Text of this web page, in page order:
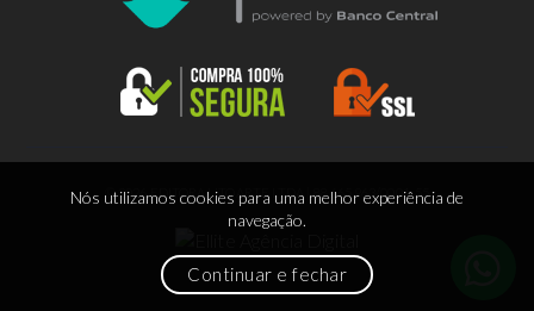
© 2026 EDITORA LITOARTE LTDA | 88.665.963/0001-55
Nós utilizamos cookies para uma melhor experiência de
navegação.
Continuar e fechar